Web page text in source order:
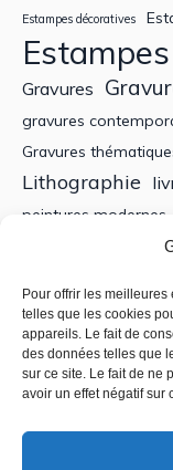
Pour offrir les
telles que les cookies
appareils. Le fait de
des données telles que
sur ce site. Le fait de ne
avoir un effet négatif sur
Estampes décoratives
Gravures
gravures
Gravures
Lithographie
peintures modernes
Recherche